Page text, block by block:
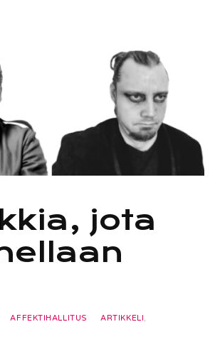
jota
AFFEKTIHALLITUS ARTIKKELI,